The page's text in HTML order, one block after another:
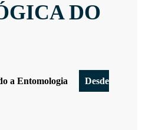
DO
a Entomologia
Desde